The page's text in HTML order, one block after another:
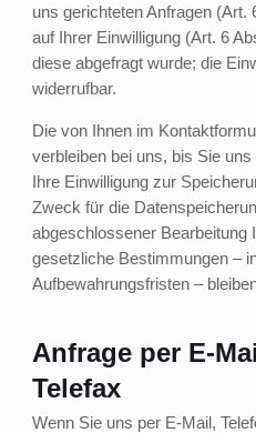
uns gerichteten Anfragen
auf Ihrer Einwilligung (Art. 6
diese abgefragt wurde; die
widerrufbar.
Die von Ihnen im
verbleiben bei uns, bis Sie
Ihre Einwilligung zur
Zweck für die
abgeschlossener Bearbeitung
gesetzliche Bestimmungen –
Aufbewahrungsfristen –
Anfrage per E-
Telefax
Wenn Sie uns per E-Mail,